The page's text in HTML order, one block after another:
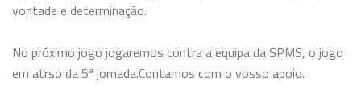
vontade e determinação.
No próximo jogo jogaremos contra a equipa da SPMS, o jogo
em atrso da 5ª jornada.Contamos com o vosso apoio.